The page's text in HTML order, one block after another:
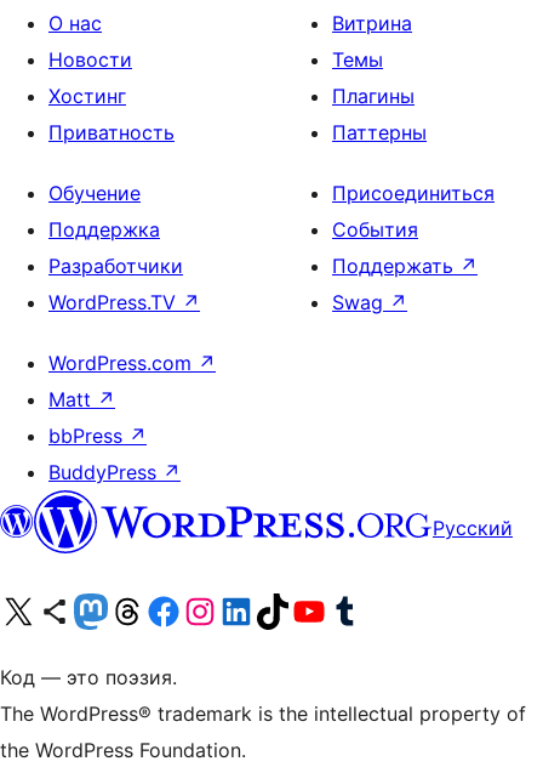
О нас
Новости
Хостинг
Приватность
Витрина
Темы
Плагины
Паттерны
Обучение
Поддержка
Разработчики
WordPress.TV ↗
Присоединиться
События
Поддержать ↗
Swag ↗
WordPress.com ↗
Matt ↗
bbPress ↗
BuddyPress ↗
Русский
Посетите нас в X (ранее Twitter)
Посетите нашу учётную запись в Bluesky
Посетите нашу ленту в Mastodon
Посетите нашу учётную запись в Threads
Посетите нашу страницу на Facebook
Посетите наш Instagram
Посетите нашу страницу в LinkedIn
Посетите нашу учётную запись в TikTok
Посетите наш канал YouTube
Посетите нашу учётную запись в Tumblr
Код — это поэзия.
The WordPress® trademark is the intellectual property of
the WordPress Foundation.